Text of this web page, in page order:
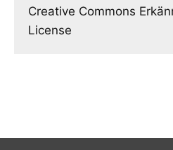
Creative Commons
License